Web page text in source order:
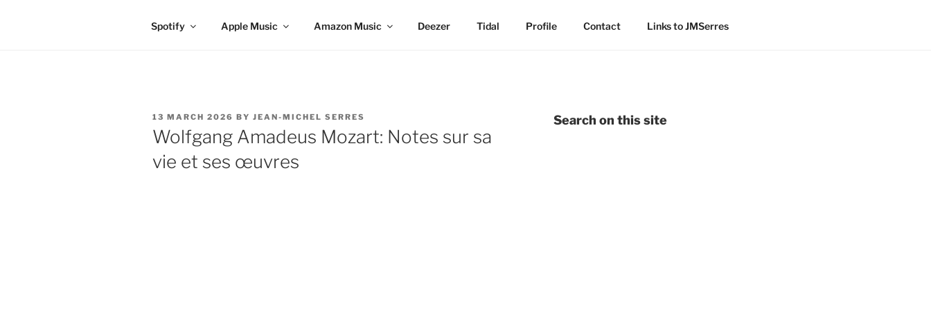
Spotify Apple Music Amazon Music Deezer Tidal Profile Contact Links to JMSerres
POSTED
ON
13 MARCH 2026 BY JEAN-MICHEL SERRES
Wolfgang Amadeus Mozart: Notes sur sa
vie et ses œuvres
Search on this site